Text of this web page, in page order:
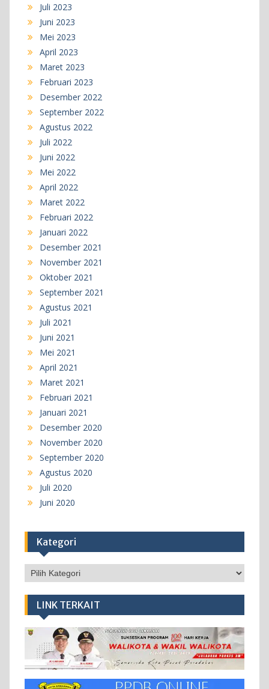
Juli 2023
Juni 2023
Mei 2023
April 2023
Maret 2023
Februari 2023
Desember 2022
September 2022
Agustus 2022
Juli 2022
Juni 2022
Mei 2022
April 2022
Maret 2022
Februari 2022
Januari 2022
Desember 2021
November 2021
Oktober 2021
September 2021
Agustus 2021
Juli 2021
Juni 2021
Mei 2021
April 2021
Maret 2021
Februari 2021
Januari 2021
Desember 2020
November 2020
September 2020
Agustus 2020
Juli 2020
Juni 2020
Kategori
Kategori
LINK TERKAIT